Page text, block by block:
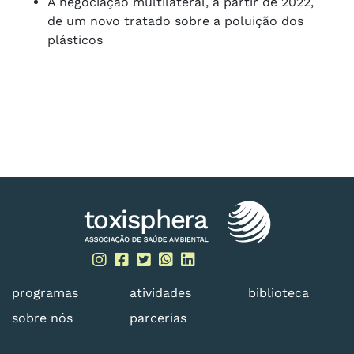
de um novo tratado sobre a poluição dos
plásticos
programas atividades
biblioteca
sobre nós
parcerias